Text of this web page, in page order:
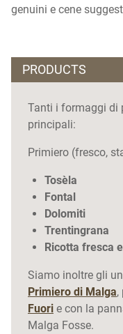
genuini e cene
PRODUCTS
Tanti i formaggi di
principali:
Primiero (fresco,
Tosèla
Fontal
Dolomiti
Trentingrana
Ricotta fresca
Siamo inoltre gli
Primiero di Malga,
Fuori e con la
Malga Fosse.